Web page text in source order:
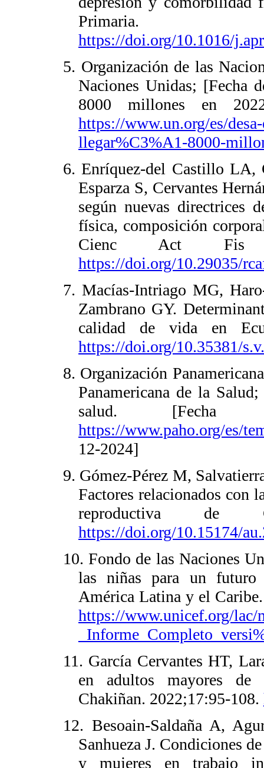
Primaria.
https://doi.org/10.1016/
5. Organización de las
Naciones Unidas; [Fecha
8000 millones en
https://www.un.org/es/
llegar%C3%A1-8000-
6. Enríquez-del Castillo LA,
Esparza S, Cervantes
según nuevas directrices
física, composición
Cienc Act Fis
https://doi.org/10.29035/
7. Macías-Intriago MG,
Zambrano GY.
calidad de vida en
https://doi.org/10.35381/
8. Organización
Panamericana de la
salud. [Fecha
https://www.paho.org/es/
12-2024]
9. Gómez-Pérez M,
Factores relacionados con
reproductiva de
https://doi.org/10.15174/
10. Fondo de las Naciones
las niñas para un futuro
América Latina y el
https://www.unicef.org/lac/
11. García Cervantes HT,
en adultos mayores de
Chakiñan. 2022;17:95-108.
12. Besoain-Saldaña A,
Sanhueza J. Condiciones
y mujeres en trabajo